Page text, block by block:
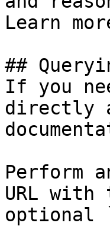
Learn
##
If you
directly
Perform
URL
optional